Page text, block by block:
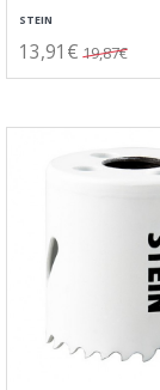
STEIN
13,91€ 19,87€